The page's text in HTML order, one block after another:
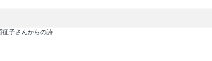
征子さんからの詩